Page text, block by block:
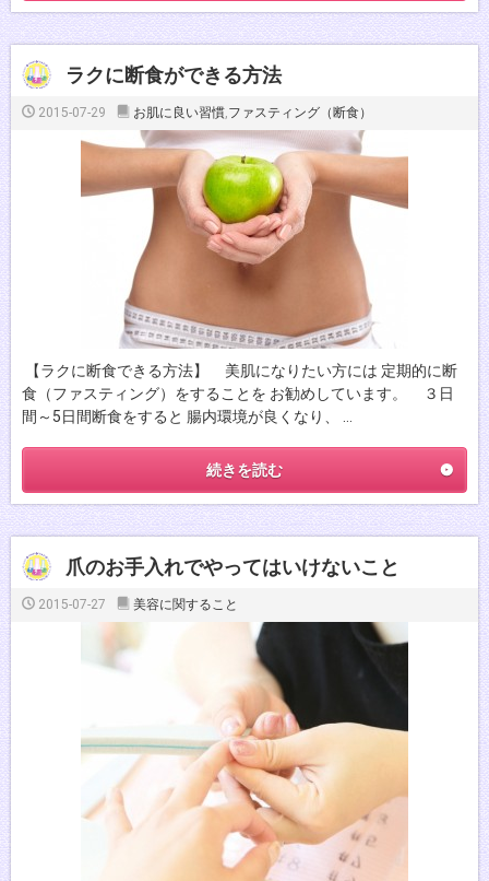
ラクに断食ができる方法
2015-07-29 お肌に良い習慣,ファスティング（断食）
【ラクに断食できる方法】 美肌になりたい方には 定期的に断
食（ファスティング）をすることを お勧めしています。 ３日
間～5日間断食をすると 腸内環境が良くなり、 …
続きを読む
爪のお手入れでやってはいけないこと
2015-07-27 美容に関すること